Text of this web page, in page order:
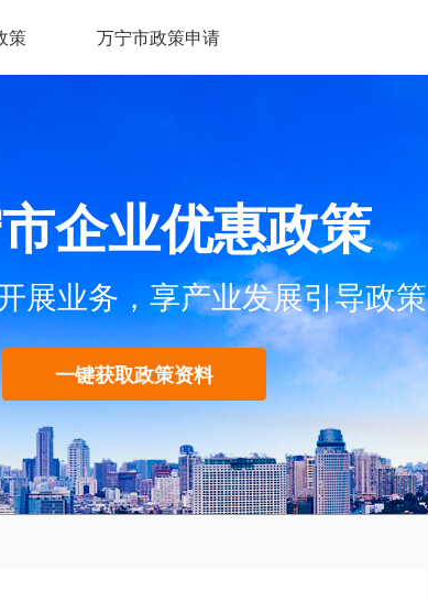
策 万宁市政策申请
企业优惠政策
展业务，享产业发展引导政策
一键获取政策资料